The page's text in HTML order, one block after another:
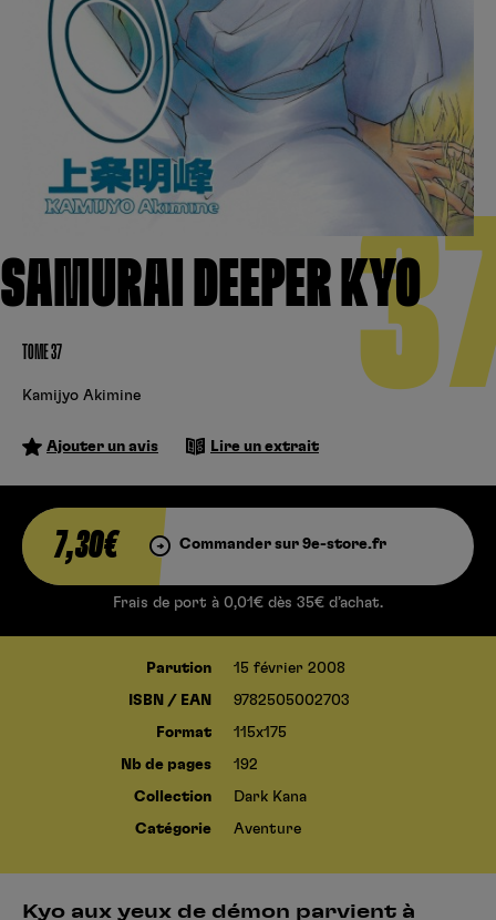
SAMURAI DEEPER KYO
TOME 37
Kamijyo Akimine
Ajouter un avis Lire un extrait
7,30€ Commander sur 9e-store.fr
Frais de port à 0,01€ dès 35€ d’achat.
Parution 15 février 2008
ISBN / EAN 9782505002703
Format 115x175
Nb de pages 192
Collection Dark Kana
Catégorie Aventure
Kyo aux yeux de démon parvient à
Se connecter S’inscrire
Hunter x Hunter
Fire Force
Black Butler